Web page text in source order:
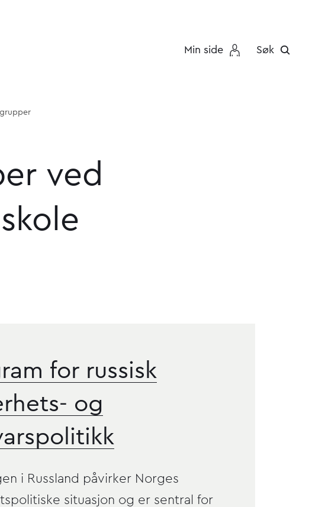
Min side Søk
ved
for russisk
og
i Russland påvirker Norges
situasjon og er sentral for